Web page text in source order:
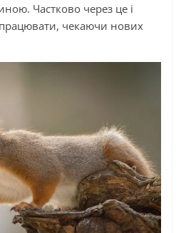
Частково через це і
працювати, чекаючи нових